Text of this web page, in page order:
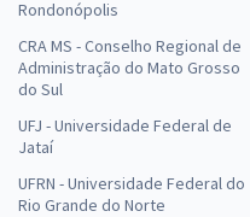
Rondonópolis
CRA MS - Conselho Regional de
Administração do Mato Grosso
do Sul
UFJ - Universidade Federal de
Jataí
UFRN - Universidade Federal do
Rio Grande do Norte